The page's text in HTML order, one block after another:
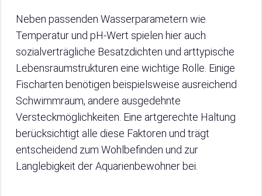
Neben passenden Wasserparametern wie
Temperatur und pH-Wert spielen hier auch
sozialverträgliche Besatzdichten und arttypische
Lebensraumstrukturen eine wichtige Rolle. Einige
Fischarten benötigen beispielsweise ausreichend
Schwimmraum, andere ausgedehnte
Versteckmöglichkeiten. Eine artgerechte Haltung
berücksichtigt alle diese Faktoren und trägt
entscheidend zum Wohlbefinden und zur
Langlebigkeit der Aquarienbewohner bei.